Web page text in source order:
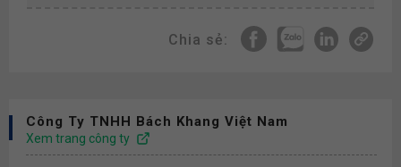
Chia sẻ:
Công Ty TNHH Bách Khang Việt Nam
Xem trang công ty